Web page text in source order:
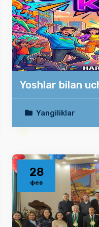
Yoshlar bilan
Yangiliklar
28
фев